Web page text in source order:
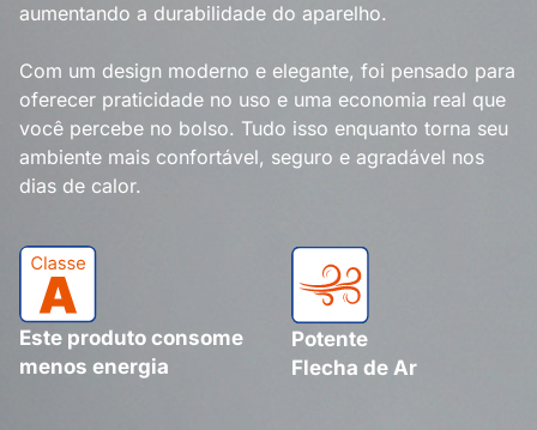
aumentando a durabilidade do aparelho.
Com um design moderno e elegante, foi pensado para
oferecer praticidade no uso e uma economia real que
você percebe no bolso. Tudo isso enquanto torna seu
ambiente mais confortável, seguro e agradável nos
dias de calor.
Este produto consome
menos energia
Potente
Flecha de Ar